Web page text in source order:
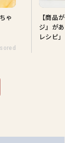
ゃ
【商品
ジ』が
レシピ」